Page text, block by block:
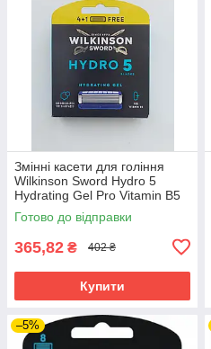
Змінні касети для гоління
Wilkinson Sword Hydro 5
Hydrating Gel Pro Vitamin B5
(4+1 шт.) 02884
Готово до відправки
365,82 ₴ 402 ₴
Купити
–5%